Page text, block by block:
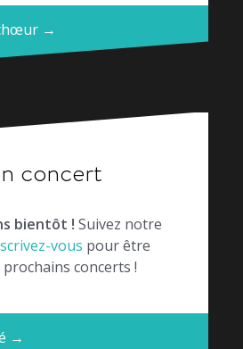
→
concert
bientôt ! Suivez notre
vous pour être
concerts !
→